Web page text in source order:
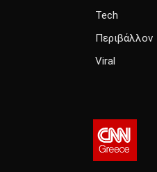
Tech
Περιβάλλον
Viral